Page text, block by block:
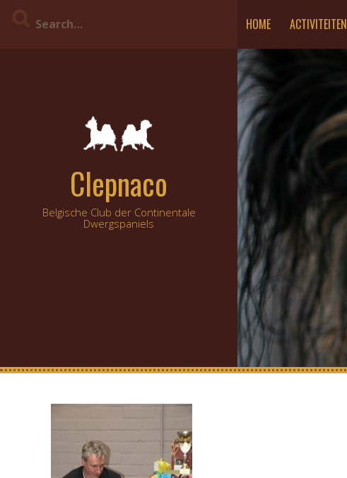
HOME ACTIVITEITEN
Clepnaco
Belgische Club der Continentale
Dwergspaniels